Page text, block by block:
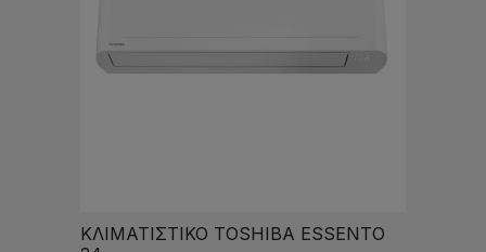
ΚΛΙΜΑΤΙΣΤΙΚΟ TOSHIBA ESSENTO